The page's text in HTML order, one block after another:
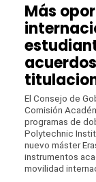
Más
El Consejo de
Comisión
programas de
Polytechnic
nuevo máster
instrumentos
movilidad